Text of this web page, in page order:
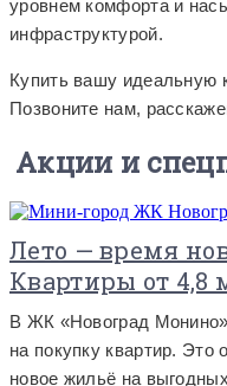
уровнем комфорта и
инфраструктурой.
Купить вашу идеальную
Позвоните нам,
Акции и
Лето — время
Квартиры от 4,8
В ЖК «Новоград
на покупку квартир. Это
новое жильё на